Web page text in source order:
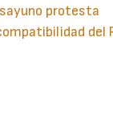
protesta
del